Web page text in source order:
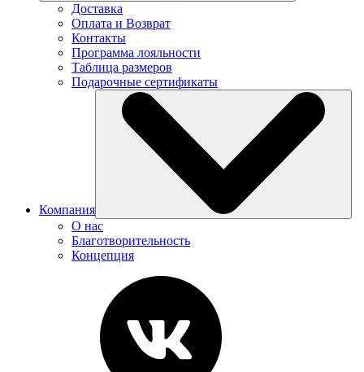
Доставка
Оплата и Возврат
Контакты
Программа лояльности
Таблица размеров
Подарочные сертификаты
Компания
О нас
Благотворительность
Концепция